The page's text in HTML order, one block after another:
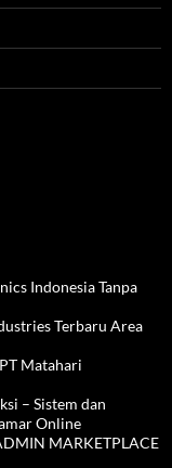
Indonesia Tanpa
Terbaru Area
Matahari
– Sistem dan
Online
MARKETPLACE